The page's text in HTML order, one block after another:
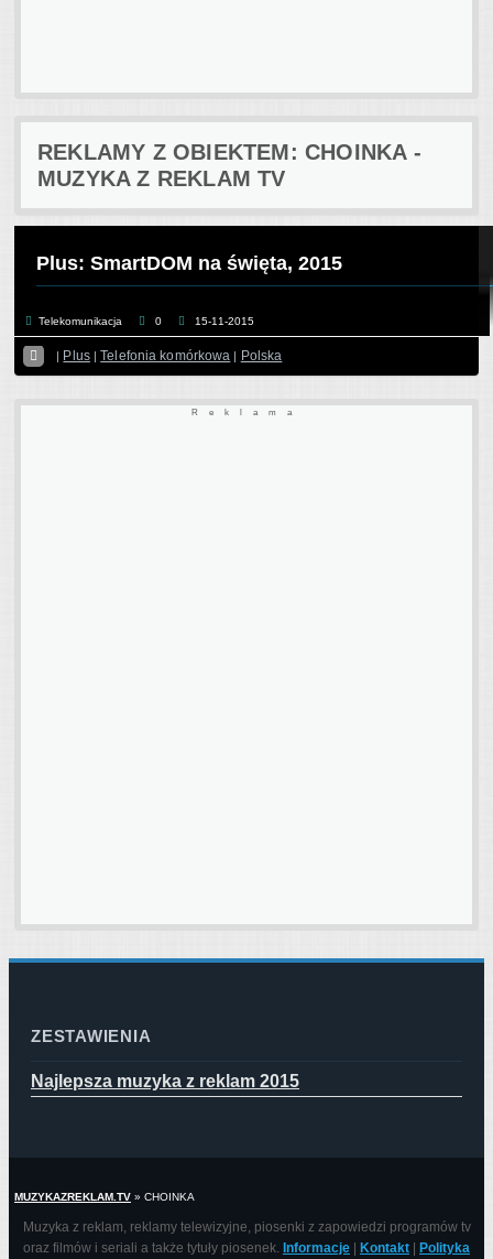
REKLAMY Z OBIEKTEM: CHOINKA -
MUZYKA Z REKLAM TV
Plus: SmartDOM na święta, 2015
Telekomunikacja 0 15-11-2015
 | Plus|Telefonia komórkowa | Polska
Reklama
ZESTAWIENIA
Najlepsza muzyka z reklam 2015
MUZYKAZREKLAM.TV » CHOINKA
Muzyka z reklam, reklamy telewizyjne, piosenki z zapowiedzi programów tv
oraz filmów i seriali a także tytuły piosenek. Informacje Kontakt Polityka